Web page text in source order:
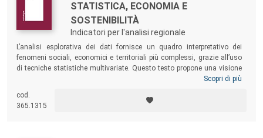
STATISTICA, ECONOMIA E
SOSTENIBILITÀ
Indicatori per l'analisi regionale
L’analisi esplorativa dei dati fornisce un quadro interpretativo dei
fenomeni sociali, economici e territoriali più complessi, grazie all’uso
di tecniche statistiche multivariate. Questo testo propone una visione
empirica sul tema della rappresentazione multidimensionale dei
esempi concreti di processi, articolati nel tempo e nello spazio,
misurati tramite indicatori di statistica ufficiale.
Scopri di più
cod.
365.1315